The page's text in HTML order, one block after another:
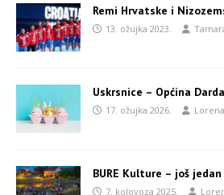
Remi Hrvatske i
13. ožujka 2023.
Uskrsnice – Općina Darda
17. ožujka 2026.
BURE Kulture – još
7. kolovoza 2025.